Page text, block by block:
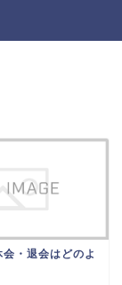
・退会はどのよ